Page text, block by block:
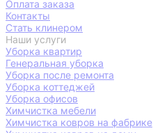
Оплата заказа
Контакты
Стать клинером
Наши услуги
Уборка квартир
Генеральная уборка
Уборка после ремонта
Уборка коттеджей
Уборка офисов
Химчистка мебели
Химчистка ковров на фабрике